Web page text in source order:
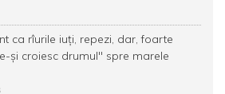
ca rîurile iuţi, repezi, dar, foarte
şi croiesc drumul'' spre marele